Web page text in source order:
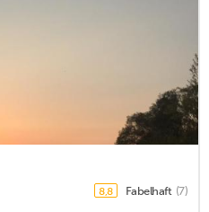
8,8 Fabelhaft (7)